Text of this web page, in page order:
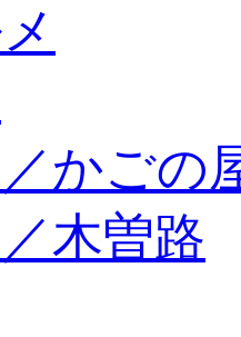
かごの
木曽路